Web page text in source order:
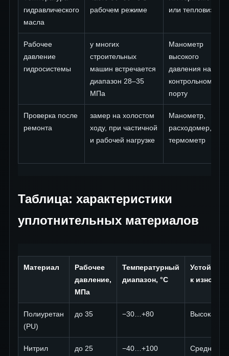
гидравлического
масла
рабочем режиме
или тепловизор
Рабочее
давление
гидросистемы
у многих
строительных
машин встречается
диапазон 28–35
МПа
Манометр
высокого
давления на
контрольном
порту
Проверка после
ремонта
замер на холостом
ходу, при частичной
и рабочей нагрузке
Манометр,
расходомер,
термометр
Таблица: характеристики
уплотнительных материалов
Материал
Рабочее
давление,
МПа
Температурный
диапазон, °C
к износу
Полиуретан
(PU)
до 35 −30…+80 Высокая
Нитрил
до 25 −40…+100 Средняя